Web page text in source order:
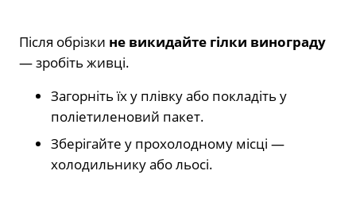
Після обрізки не викидайте гілки винограду
— зробіть живці.
Загорніть їх у плівку або покладіть у
поліетиленовий пакет.
Зберігайте у прохолодному місці —
холодильнику або льосі.